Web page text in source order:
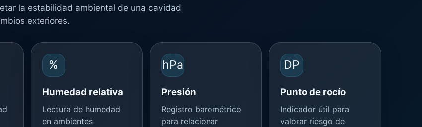
la estabilidad ambiental de una cavidad
exteriores.
%
Humedad relativa
Lectura de humedad
en ambientes
hPa
Presión
Registro barométrico
para relacionar
DP
Punto de rocío
Indicador útil para
valorar riesgo de